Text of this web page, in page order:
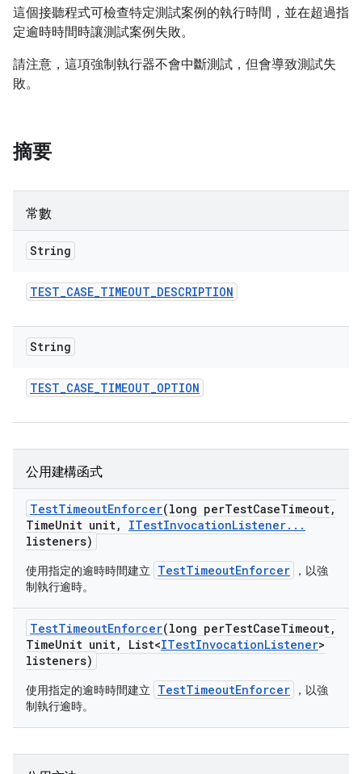
這個接聽程式可檢查特定測試案例的執行時間，並在超過指
定逾時時間時讓測試案例失敗。
請注意，這項強制執行器不會中斷測試，但會導致測試失
敗。
摘要
常數
String
TEST_CASE_TIMEOUT_DESCRIPTION
String
TEST_CASE_TIMEOUT_OPTION
公用建構函式
TestTimeoutEnforcer(long perTestCaseTimeout,
TimeUnit unit, ITestInvocationListener. . .
listeners)
使用指定的逾時時間建立 TestTimeoutEnforcer
，以強
制執行逾時。
TestTimeoutEnforcer(long perTestCaseTimeout,
TimeUnit unit, List<ITestInvocationListener>
listeners)
使用指定的逾時時間建立 TestTimeoutEnforcer
，以強
制執行逾時。